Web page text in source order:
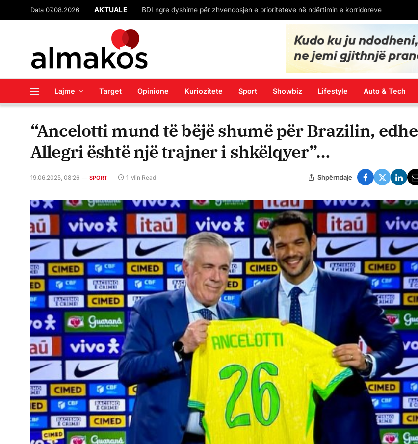
Data 07.08.2026 AKTUALE Lëvizja e Studentëve Shqiptarë ridorëzon kërkesën: Provimet shtetërore të zhvillohen edhe në gjuhën shqipe
Lajme Target Opinione Kuriozitete Sport Showbiz Lifestyle Auto & Tech
“Ancelotti mund të bëjë shumë për Brazilin, edhe
Allegri është një trajner i shkëlqyer”…
19.06.2025, 08:26 SPORT 1 Min Read Shpërndaje